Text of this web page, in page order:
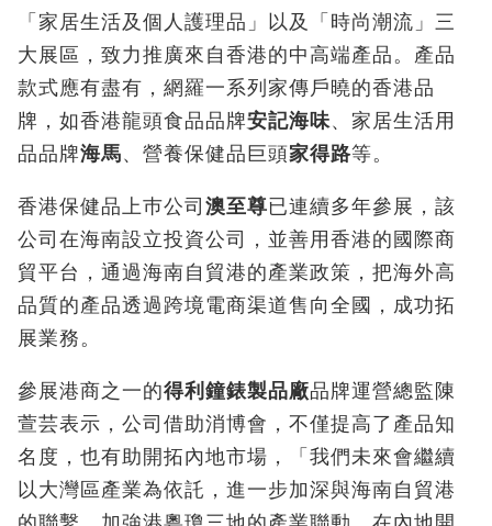
「家居生活及個人護理品」以及「時尚潮流」三
大展區，致力推廣來自香港的中高端產品。產品
款式應有盡有，網羅一系列家傳戶曉的香港品
牌，如香港龍頭食品品牌安記海味、家居生活用
品品牌海馬、營養保健品巨頭家得路等。
香港保健品上巿公司 澳至尊已連續多年參展，該
公司在海南設立投資公司，並善用香港的國際商
貿平台，通過海南自貿港的產業政策，把海外高
品質的產品透過跨境電商渠道售向全國，成功拓
展業務。
參展港商之一的得利鐘錶製品廠品牌運營總監陳
萱芸表示，公司借助消博會，不僅提高了產品知
名度，也有助開拓內地市場，「我們未來會繼續
以大灣區產業為依託，進一步加深與海南自貿港